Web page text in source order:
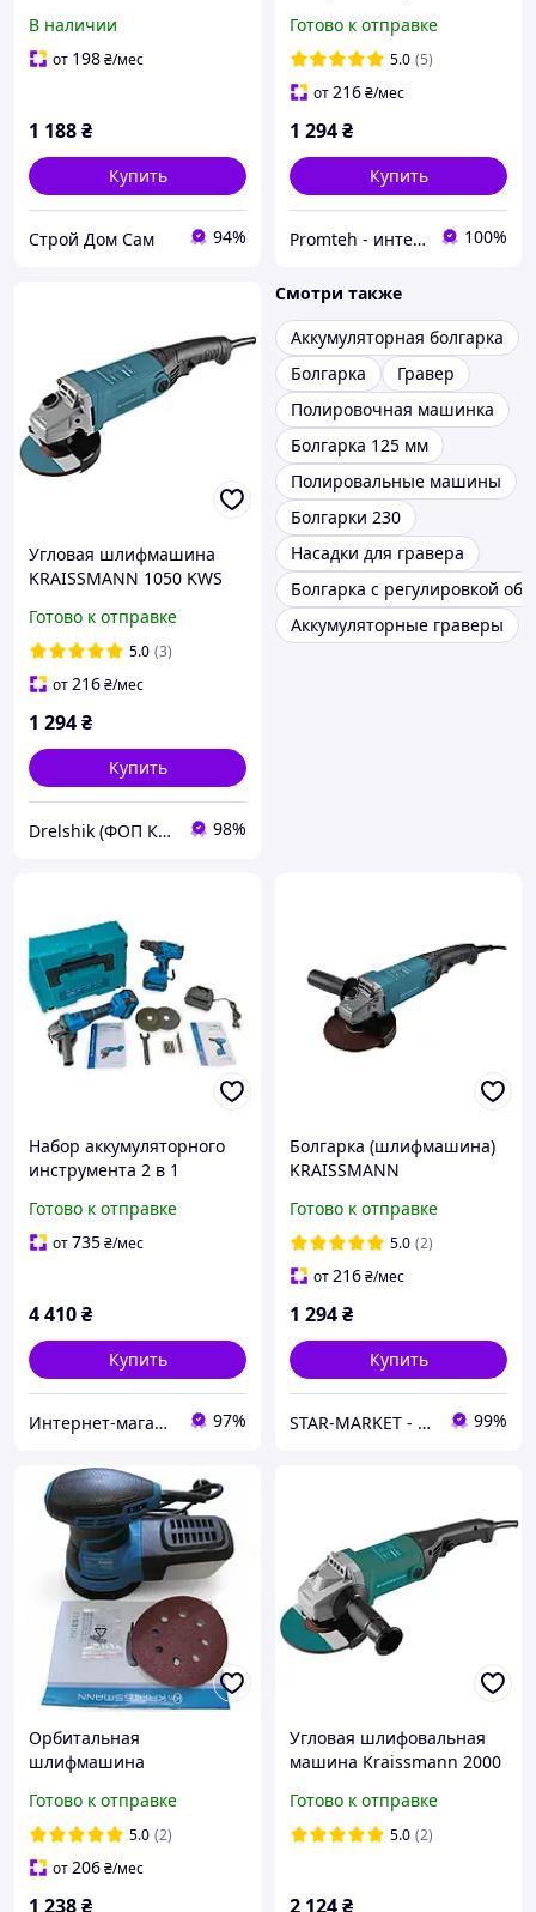
В наличии
от 198₴/мес
1 188₴
Купить
Строй Дом Сам 94%
125EC (плавный пуск,
регул. обор., константная
электроника)
Готово к отправке
5.0 (5)
от216₴/мес
1 294₴
Купить
Promteh - интернет-магазин 100%
Угловая шлифмашина
KRAISSMANN 1050 KWS
плавный пуск, регулятор
оборотов
Готово к отправке
5.0 (3)
от216₴/мес
1 294₴
Купить
Drelshik (ФОП Ковалев Евгений ) 98%
Смотри также
Аккумуляторная болгарка
Болгарка
Гравер
Полировочная машинка
Болгарка 125 мм
Полировальные машины
Болгарки 230
Насадки для гравера
Болгарка с регулировкой
Аккумуляторные граверы
Набор аккумуляторного
инструмента 2 в 1
+ Болгарка УШМ)
Готово к отправке
от735₴/мес
4 410₴
Купить
Интернет-магазин Техпром 97%
Болгарка (шлифмашина)
KRAISSMANN
Готово к отправке
5.0 (2)
от216₴/мес
1 294₴
Купить
STAR-MARKET - аксессуары, товары для дома, сада, отдыха и туризма 99%
Орбитальная
шлифмашина
KRAISSMANN 350 ES 13
(350 Вт, 125 мм,
ГЕРМАНИЯ)
Готово к отправке
5.0 (2)
от206₴/мес
1 238₴
Угловая шлифовальная
машина Kraissmann 2000
Готово к отправке
5.0 (2)
2 124₴